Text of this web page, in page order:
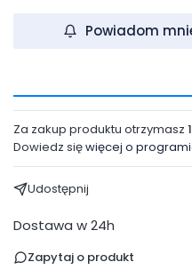
Powiadom
Za zakup produktu otrzymasz
Dowiedz sięwięcej o
Udostępnij
Dostawa w 24h
Zapytaj o produkt